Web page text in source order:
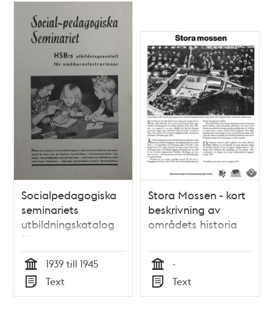
Socialpedagogiska
seminariets
utbildningskatalog
för
”småbarnsfostrarinnor”
- 1939
Tid
1939 till 1945
Typ
Text
Stora Mossen - kort
beskrivning av
områdets historia
Tid
-
Typ
Text